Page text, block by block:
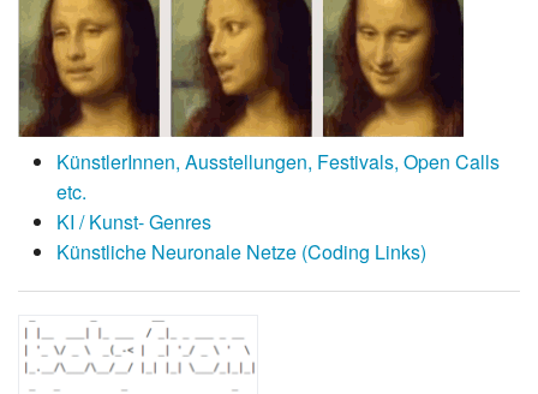
KünstlerInnen, Ausstellungen, Festivals, Open Calls
etc.
KI / Kunst- Genres
Künstliche Neuronale Netze (Coding Links)